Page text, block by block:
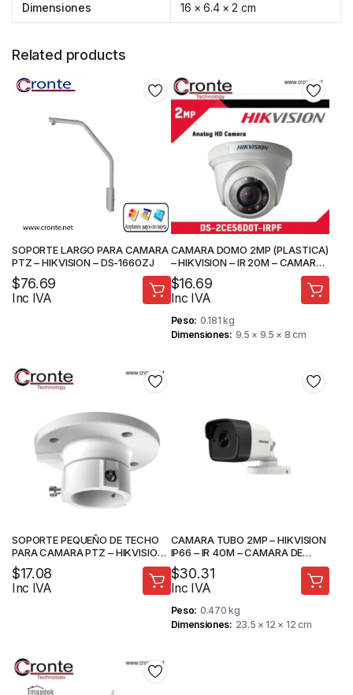
Dimensiones 16 × 6.4 × 2 cm
Related products
SOPORTE LARGO PARA CAMARA
PTZ – HIKVISION – DS-1660ZJ
$76.69
Inc IVA
CAMARA DOMO 2MP (PLASTICA)
– HIKVISION – IR 20M – CAMARA
DE SEGURIDAD
$16.69
Inc IVA
Peso 0.181 kg
Dimensiones 9.5 × 9.5 × 8 cm
SOPORTE PEQUEÑO DE TECHO
PARA CAMARA PTZ – HIKVISION
– DS-1663ZJ
$17.08
Inc IVA
CAMARA TUBO 2MP – HIKVISION
IP66 – IR 40M – CAMARA DE
SEGURIDAD
$30.31
Inc IVA
Peso 0.470 kg
Dimensiones
23.5 × 12 × 12 cm